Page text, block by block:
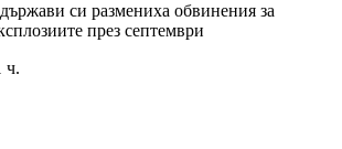
си размениха обвинения за
през септември
ч.